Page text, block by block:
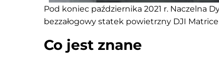
Pod koniec października 2021 r. Naczelna
bezzałogowy statek powietrzny DJI Matrice
Co jest znane